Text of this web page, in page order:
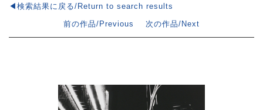
◀検索結果に戻る/Return to search results
前の作品/Previous
次の作品/Next